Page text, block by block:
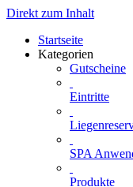
Direkt zum Inhalt
Startseite
Kategorien
Gutscheine
Eintritte
SPA
Produkte